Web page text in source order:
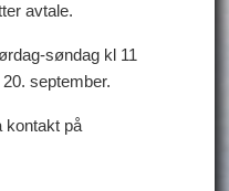
avtale.
søndag kl 11
september.
kontakt på